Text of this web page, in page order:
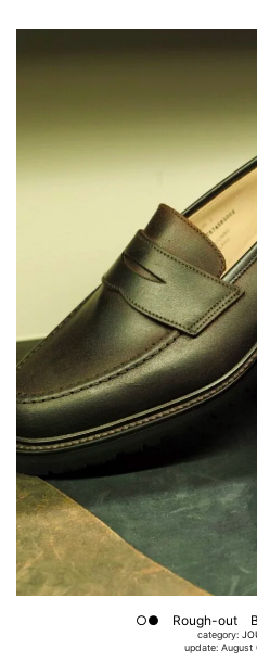
○● Rough-out
category:
update: